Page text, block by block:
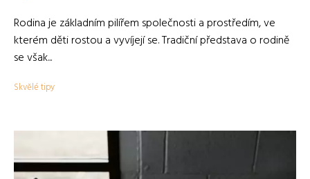
Rodina je základním pilířem společnosti a prostředím, ve
kterém děti rostou a vyvíjejí se. Tradiční představa o rodině
se však...
Skvělé tipy